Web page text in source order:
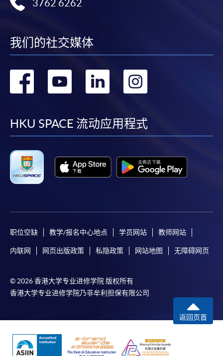
3762 6262
我们的社交媒体
转
facebook
转
youtube
转
linkedin
转
HKU SPACE 流动应用程式
职位空缺 教学/报名中心地点 学员网站 教师网站
内联网 网页出版政策 私隐政策 网站地图 无障碍网页
© 2026 香港大学专业进修学院 版权所有
香港大学专业进修学院乃非牟利担保有限公司
返回页首